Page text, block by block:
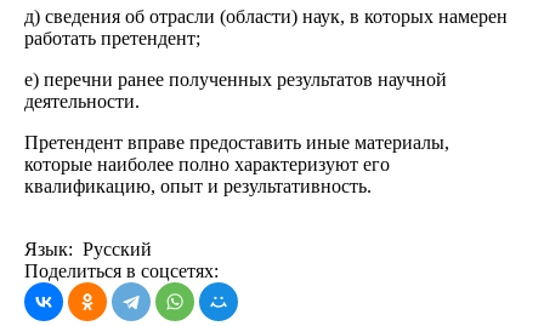
д) сведения об отрасли (области) наук, в которых намерен
работать претендент;
е) перечни ранее полученных результатов научной
деятельности.
Претендент вправе предоставить иные материалы,
которые наиболее полно характеризуют его
квалификацию, опыт и результативность.
Язык: Русский
Поделиться в соцсетях: